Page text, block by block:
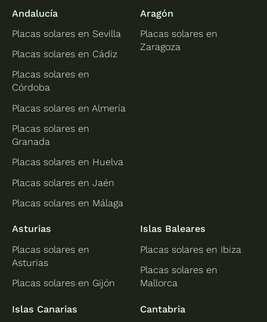
Andalucía
Placas solares en Sevilla
Placas solares en Cádiz
Placas solares en
Córdoba
Placas solares en Almería
Placas solares en
Granada
Placas solares en Huelva
Placas solares en Jaén
Placas solares en Málaga
Aragón
Placas solares en
Zaragoza
Asturias
Placas solares en
Asturias
Placas solares en Gijón
Islas Baleares
Placas solares en Ibiza
Placas solares en
Mallorca
Islas Canarias
Cantabria